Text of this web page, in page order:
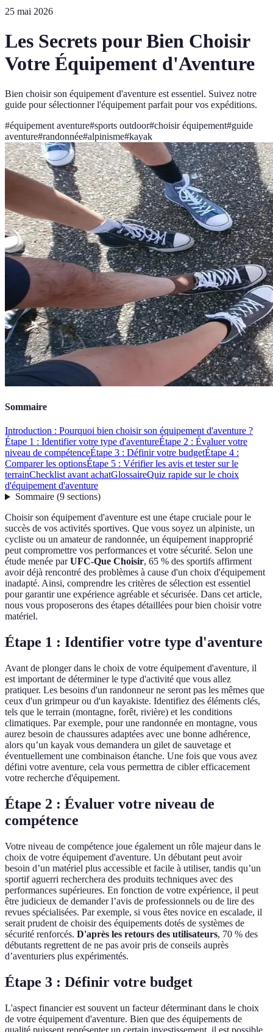
25 mai 2026
Les Secrets pour Bien Choisir
Votre Équipement d'Aventure
Bien choisir son équipement d'aventure est essentiel. Suivez notre
guide pour sélectionner l'équipement parfait pour vos expéditions.
#équipement aventure#sports outdoor#choisir équipement#guide
aventure#randonnée#alpinisme#kayak
Sommaire
Introduction : Pourquoi bien choisir son équipement d'aventure ?
Étape 1 : Identifier votre type d'aventureÉtape 2 : Évaluer votre
niveau de compétenceÉtape 3 : Définir votre budgetÉtape 4 :
Comparer les optionsÉtape 5 : Vérifier les avis et tester sur le
terrainChecklist avant achatGlossaireQuiz rapide sur le choix
d'équipement d'aventure
Sommaire(9 sections)
Choisir son équipement d'aventure est une étape cruciale pour le
succès de vos activités sportives. Que vous soyez un alpiniste, un
cycliste ou un amateur de randonnée, un équipement inapproprié
peut compromettre vos performances et votre sécurité. Selon une
étude menée parUFC-Que Choisir, 65 % des sportifs affirment
avoir déjà rencontré des problèmes à cause d'un choix d'équipement
inadapté. Ainsi, comprendre les critères de sélection est essentiel
pour garantir une expérience agréable et sécurisée. Dans cet article,
nous vous proposerons des étapes détaillées pour bien choisir votre
matériel.
Étape 1 : Identifier votre type d'aventure
Avant de plonger dans le choix de votre équipement d'aventure, il
est important de déterminer le type d'activité que vous allez
pratiquer. Les besoins d'un randonneur ne seront pas les mêmes que
ceux d'un grimpeur ou d'un kayakiste. Identifiez des éléments clés,
tels que le terrain (montagne, forêt, rivière) et les conditions
climatiques. Par exemple, pour une randonnée en montagne, vous
aurez besoin de chaussures adaptées avec une bonne adhérence,
alors qu’un kayak vous demandera un gilet de sauvetage et
éventuellement une combinaison étanche. Une fois que vous avez
défini votre aventure, cela vous permettra de cibler efficacement
votre recherche d'équipement.
Étape 2 : Évaluer votre niveau de
compétence
Votre niveau de compétence joue également un rôle majeur dans le
choix de votre équipement d'aventure. Un débutant peut avoir
besoin d’un matériel plus accessible et facile à utiliser, tandis qu’un
sportif aguerri recherchera des produits techniques avec des
performances supérieures. En fonction de votre expérience, il peut
être judicieux de demander l’avis de professionnels ou de lire des
revues spécialisées. Par exemple, si vous êtes novice en escalade, il
serait prudent de choisir des équipements dotés de systèmes de
sécurité renforcés. D'après les retours des utilisateurs, 70 % des
débutants regrettent de ne pas avoir pris de conseils auprès
d’aventuriers plus expérimentés.
Étape 3 : Définir votre budget
L'aspect financier est souvent un facteur déterminant dans le choix
de votre équipement d'aventure. Bien que des équipements de
qualité puissent représenter un certain investissement, il est possible